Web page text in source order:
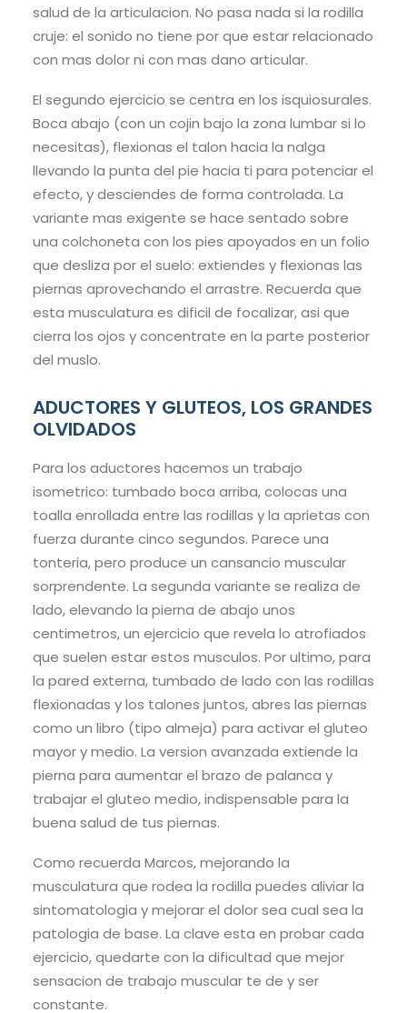
salud de la articulacion. No pasa nada si la rodilla
cruje: el sonido no tiene por que estar relacionado
con mas dolor ni con mas dano articular.
El segundo ejercicio se centra en los isquiosurales.
Boca abajo (con un cojin bajo la zona lumbar si lo
necesitas), flexionas el talon hacia la nalga
llevando la punta del pie hacia ti para potenciar el
efecto, y desciendes de forma controlada. La
variante mas exigente se hace sentado sobre
una colchoneta con los pies apoyados en un folio
que desliza por el suelo: extiendes y flexionas las
piernas aprovechando el arrastre. Recuerda que
esta musculatura es dificil de focalizar, asi que
cierra los ojos y concentrate en la parte posterior
del muslo.
ADUCTORES Y GLUTEOS, LOS GRANDES
OLVIDADOS
Para los aductores hacemos un trabajo
isometrico: tumbado boca arriba, colocas una
toalla enrollada entre las rodillas y la aprietas con
fuerza durante cinco segundos. Parece una
tonteria, pero produce un cansancio muscular
sorprendente. La segunda variante se realiza de
lado, elevando la pierna de abajo unos
centimetros, un ejercicio que revela lo atrofiados
que suelen estar estos musculos. Por ultimo, para
la pared externa, tumbado de lado con las rodillas
flexionadas y los talones juntos, abres las piernas
como un libro (tipo almeja) para activar el gluteo
mayor y medio. La version avanzada extiende la
pierna para aumentar el brazo de palanca y
trabajar el gluteo medio, indispensable para la
buena salud de tus piernas.
Como recuerda Marcos, mejorando la
musculatura que rodea la rodilla puedes aliviar la
sintomatologia y mejorar el dolor sea cual sea la
patologia de base. La clave esta en probar cada
ejercicio, quedarte con la dificultad que mejor
sensacion de trabajo muscular te de y ser
constante.